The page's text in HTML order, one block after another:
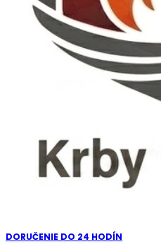
DORUČENIE DO 24 HODÍN